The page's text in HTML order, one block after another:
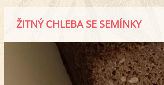
ŽITNÝ CHLEBA SE SEMÍNKY